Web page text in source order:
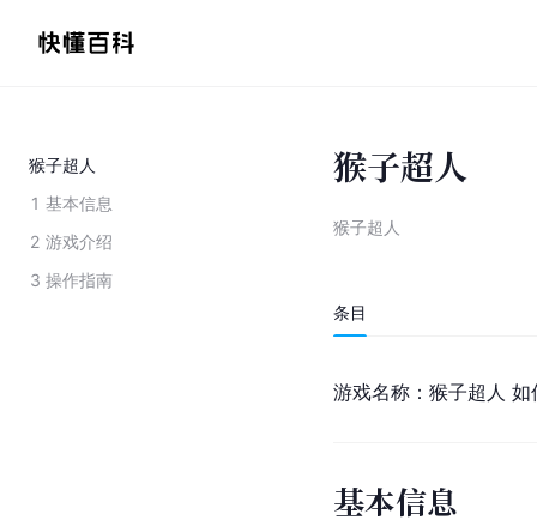
猴子超人
1 基本信息
2 游戏介绍
3 操作指南
猴子超人
猴子超人
条目
游戏名称：猴子超人
基本信息